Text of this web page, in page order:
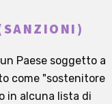
Paese soggetto a
come "sostenitore
in alcuna lista di